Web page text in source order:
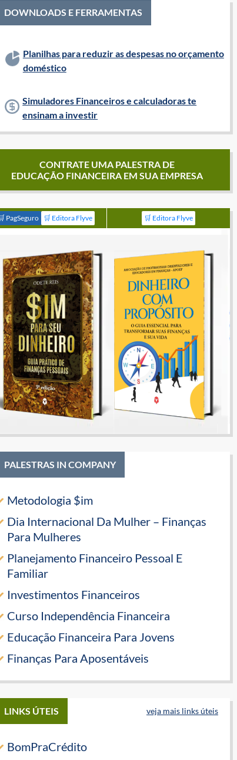
DOWNLOADS E FERRAMENTAS
Planilhas para reduzir as despesas no orçamento
doméstico
Simuladores Financeiros e calculadoras te
ensinam a investir
CONTRATE UMA PALESTRA DE
EDUCAÇÃO FINANCEIRA EM SUA EMPRESA
PagSeguro 🛒 Editora Flyve 🛒 Editora Flyve
PALESTRAS IN COMPANY
Metodologia $im
Dia Internacional Da Mulher – Finanças
Para Mulheres
Planejamento Financeiro Pessoal E
Familiar
Investimentos Financeiros
Curso Independência Financeira
Educação Financeira Para Jovens
Finanças Para Aposentáveis
LINKS ÚTEIS veja mais links úteis
BomPraCrédito